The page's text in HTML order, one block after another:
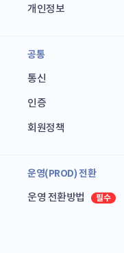
개인정보
공통
통신
인증
회원정책
운영(PROD) 전환
운영 전환방법